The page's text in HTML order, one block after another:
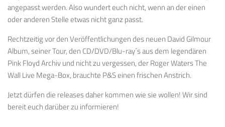
angepasst werden. Also wundert euch nicht, wenn an der einen
oder anderen Stelle etwas nicht ganz passt.
Rechtzeitig vor den Veröffentlichungen des neuen David Gilmour
Album, seiner Tour, den CD/DVD/Blu-ray´s aus dem legendären
Pink Floyd Archiv und nicht zu vergessen, der Roger Waters The
Wall Live Mega-Box, brauchte P&S einen frischen Anstrich.
Jetzt dürfen die releases daher kommen wie sie wollen! Wir sind
bereit euch darüber zu informieren!